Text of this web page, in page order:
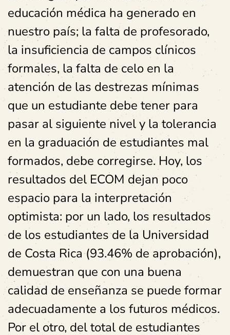
educación médica ha generado en
nuestro país; la falta de profesorado,
la insuficiencia de campos clínicos
formales, la falta de celo en la
atención de las destrezas mínimas
que un estudiante debe tener para
pasar al siguiente nivel y la tolerancia
en la graduación de estudiantes mal
formados, debe corregirse. Hoy, los
resultados del ECOM dejan poco
espacio para la interpretación
optimista: por un lado, los resultados
de los estudiantes de la Universidad
de Costa Rica (93.46% de aprobación),
demuestran que con una buena
calidad de enseñanza se puede formar
adecuadamente a los futuros médicos.
Por el otro, del total de estudiantes